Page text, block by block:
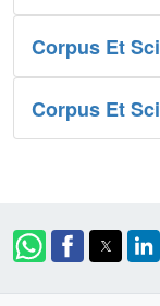
Corpus Et
Corpus Et